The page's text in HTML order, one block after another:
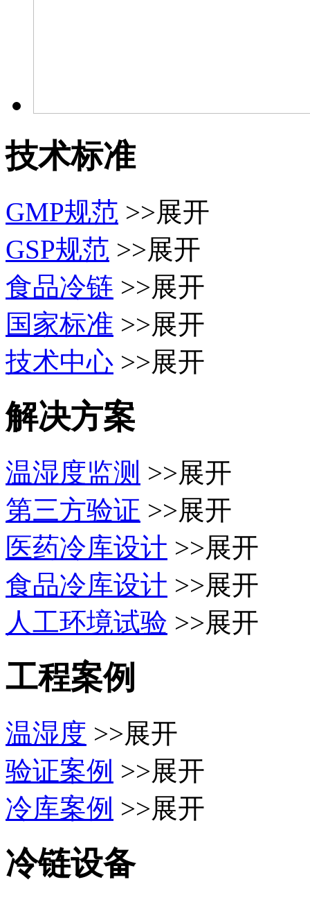
技术标准
GMP规范 >>展开
GSP规范 >>展开
食品冷链 >>展开
国家标准 >>展开
技术中心 >>展开
解决方案
温湿度监测 >>展开
第三方验证 >>展开
医药冷库设计 >>展开
食品冷库设计 >>展开
人工环境试验 >>展开
工程案例
温湿度 >>展开
验证案例 >>展开
冷库案例 >>展开
冷链设备